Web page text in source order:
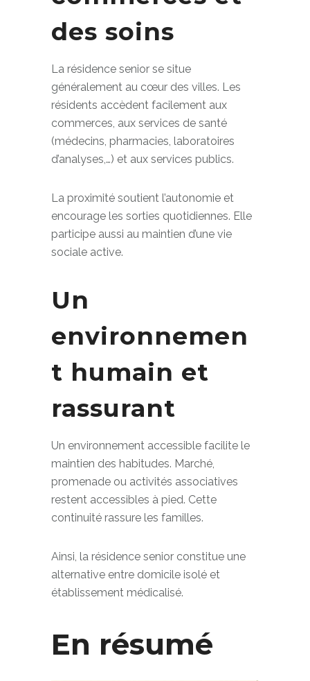
commerces et
des soins
La résidence senior se situe
généralement au cœur des villes. Les
résidents accèdent facilement aux
commerces, aux services de santé
(médecins, pharmacies, laboratoires
La proximité soutient l’autonomie et
encourage les sorties quotidiennes. Elle
participe aussi au maintien d’une vie
Un
environnemen
t humain et
rassurant
Un environnement accessible facilite le
maintien des habitudes. Marché,
promenade ou activités associatives
restent accessibles à pied. Cette
Ainsi, la résidence senior constitue une
alternative entre domicile isolé et
En résumé